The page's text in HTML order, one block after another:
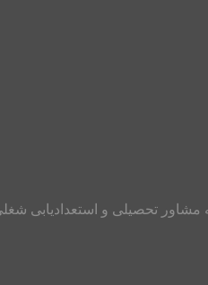
فارغ التحصیلان و والدین عزیز من علی باقرپور هستم و از سال ۱۳۸۸